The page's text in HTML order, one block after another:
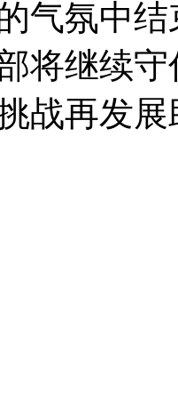
气氛中
将继续
战再发展